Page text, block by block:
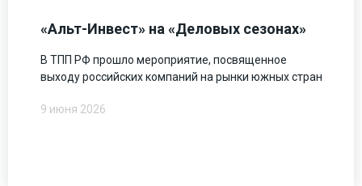
«Альт-Инвест» на «Деловых сезонах»
В ТПП РФ прошло мероприятие, посвященное
выходу российских компаний на рынки южных стран
9 июня 2026